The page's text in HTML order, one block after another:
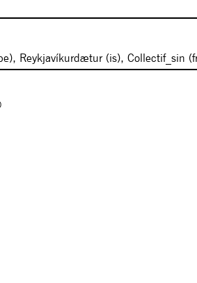
Reykjavíkurdætur (is), Collectif_sin